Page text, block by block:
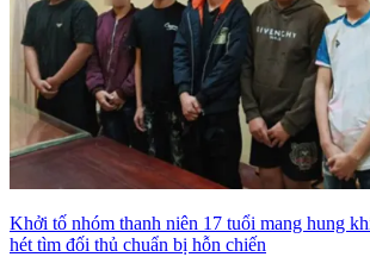
Khởi tố nhóm thanh niên 17 tuổi mang hung
hét tìm đối thủ chuẩn bị hỗn chiến